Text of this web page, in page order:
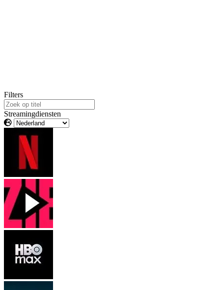
Filters
Streamingdiensten